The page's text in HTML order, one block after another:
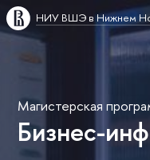
НИУ ВШЭ в Нижнем
Магистерская
Бизнес-